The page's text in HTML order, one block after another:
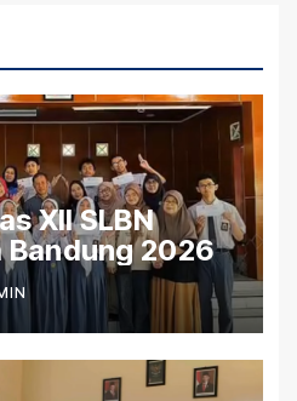
XII SLBN
2026